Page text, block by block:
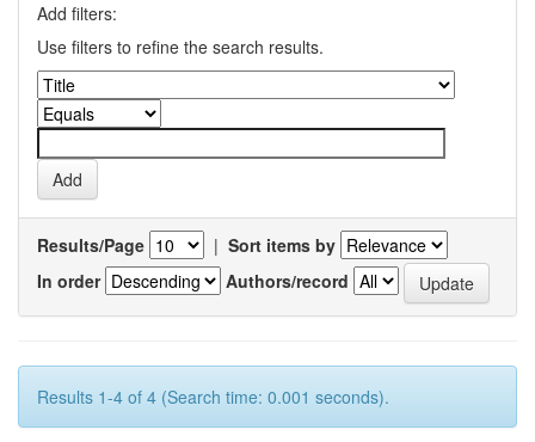
Add filters:
Use filters to refine the search results.
Results/Page | Sort items by
In order
Authors/record
Results 1-4 of 4 (Search time: 0.001 seconds).